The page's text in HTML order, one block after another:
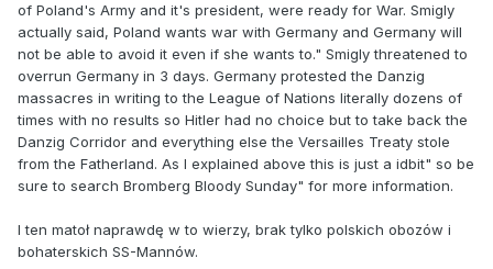
of Poland's Army and it's president, were ready for War. Smigly
actually said, Poland wants war with Germany and Germany will
not be able to avoid it even if she wants to." Smigly threatened to
overrun Germany in 3 days. Germany protested the Danzig
massacres in writing to the League of Nations literally dozens of
times with no results so Hitler had no choice but to take back the
Danzig Corridor and everything else the Versailles Treaty stole
from the Fatherland. As I explained above this is just a idbit" so be
sure to search Bromberg Bloody Sunday" for more information.
I ten matoł naprawdę w to wierzy, brak tylko polskich obozów i
bohaterskich SS-Mannów.